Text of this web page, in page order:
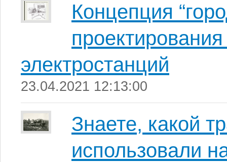
Концепция
электростанций
23.04.2021 12:13:00
Знаете, какой
использовали